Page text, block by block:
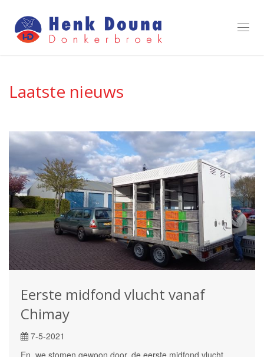
Laatste nieuws
Eerste midfond vlucht vanaf
Chimay
7-5-2021
En we stomen gewoon door, de eerste midfond vlucht